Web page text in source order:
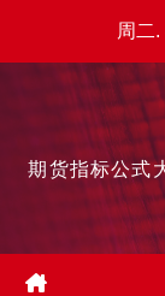
周二
期货指标公式